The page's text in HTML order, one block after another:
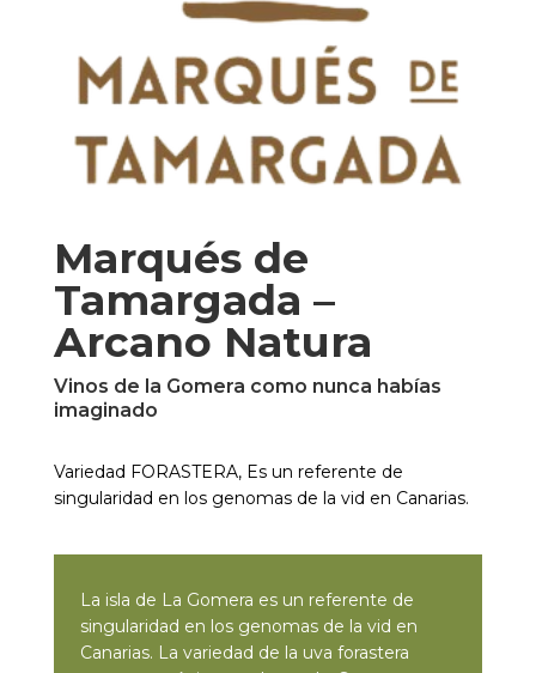
Marqués de
Tamargada –
Arcano Natura
Vinos de la Gomera como nunca habías
imaginado
Variedad FORASTERA, Es un referente de
singularidad en los genomas de la vid en Canarias.
La isla de La Gomera es un referente de
singularidad en los genomas de la vid en
Canarias. La variedad de la uva forastera